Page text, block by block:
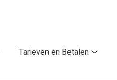
Tarieven en Betalen